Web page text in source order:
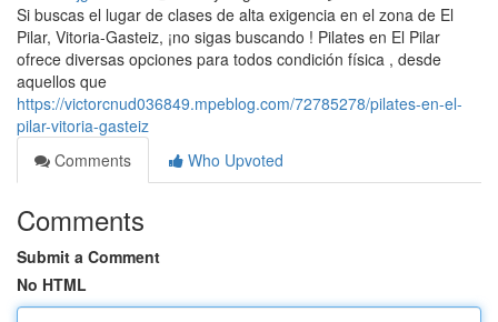
Si buscas el lugar de clases de alta exigencia en el zona de El
Pilar, Vitoria-Gasteiz, ¡no sigas buscando ! Pilates en El Pilar
ofrece diversas opciones para todos condición física , desde
aquellos que
https://victorcnud036849.mpeblog.com/72785278/pilates-en-el-
pilar-vitoria-gasteiz
Comments
Who Upvoted
Comments
Submit a Comment
No HTML